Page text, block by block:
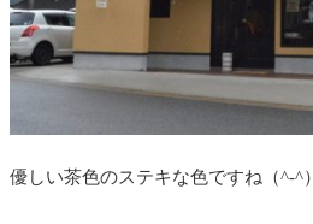
優しい茶色のステキな色ですね（^-^）